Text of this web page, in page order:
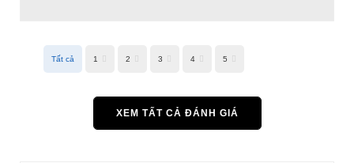
Tất cả 1 2 3 4 5
XEM TẤT CẢ ĐÁNH GIÁ